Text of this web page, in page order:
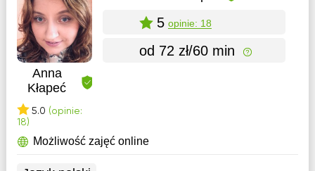
Anna
Kłapeć
5.0 (opinie:
18)
5 opinie: 18
od 72 zł/60 min
Możliwość zajęć online